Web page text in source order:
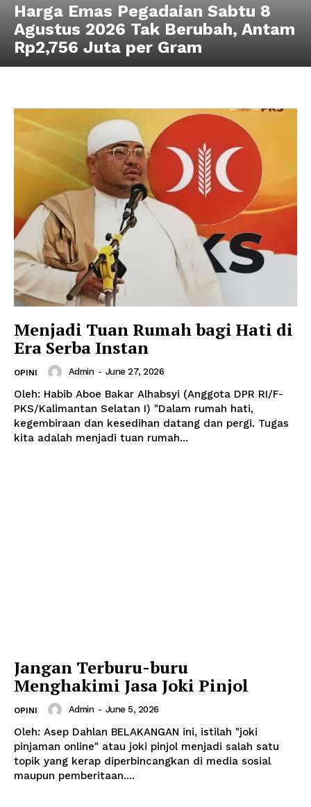
News Week
Magazine PRO
Harga Emas Pegadaian Sabtu 8
Agustus 2026 Tak Berubah, Antam
Rp2,756 Juta per Gram
Menjadi Tuan Rumah bagi Hati di
Era Serba Instan
OPINI Admin - June 27, 2026
Oleh: Habib Aboe Bakar Alhabsyi (Anggota DPR RI/F-
PKS/Kalimantan Selatan I) "Dalam rumah hati,
kegembiraan dan kesedihan datang dan pergi. Tugas
kita adalah menjadi tuan rumah...
Jangan Terburu-buru
Menghakimi Jasa Joki Pinjol
OPINI Admin - June 5, 2026
Oleh: Asep Dahlan BELAKANGAN ini, istilah "joki
pinjaman online" atau joki pinjol menjadi salah satu
topik yang kerap diperbincangkan di media sosial
maupun pemberitaan....